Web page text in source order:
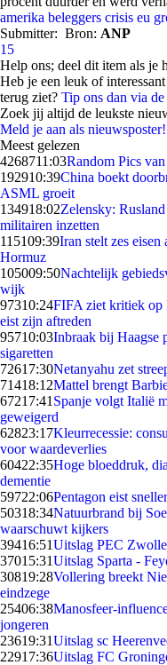
amerika beleggers crisis eu
Submitter: Bron: ANP
15
Help ons; deel dit item als je
Heb je een leuk of
terug ziet? Tip ons dan via
Zoek jij altijd de leukste
Meld je aan als nieuwsposter!
Meest gelezen
4268711:03Random Pics
192910:39China boekt
ASML groeit
134918:02Zelensky:
militairen inzetten
115109:39Iran stelt zes
Hormuz
105009:50Nachtelijk
wijk
97310:24FIFA ziet kritiek op
eist zijn aftreden
95710:03Inbraak bij Haagse
sigaretten
72617:30Netanyahu zet
71418:12Mattel brengt
67217:41 Spanje volgt Italië
geweigerd
62823:17Kleurrecessie:
voor waardeverlies
60422:35Hoge bloeddruk,
dementie
59722:06Pentagon eist
50318:34Natuurbrand bij
waarschuwt kijkers
39416:51Uitslag PEC
37015:31Uitslag Sparta -
30819:28Vollering breekt
eindzege
25406:38Manosfeer-
jongeren
23619:31Uitslag sc
22917:36Uitslag FC